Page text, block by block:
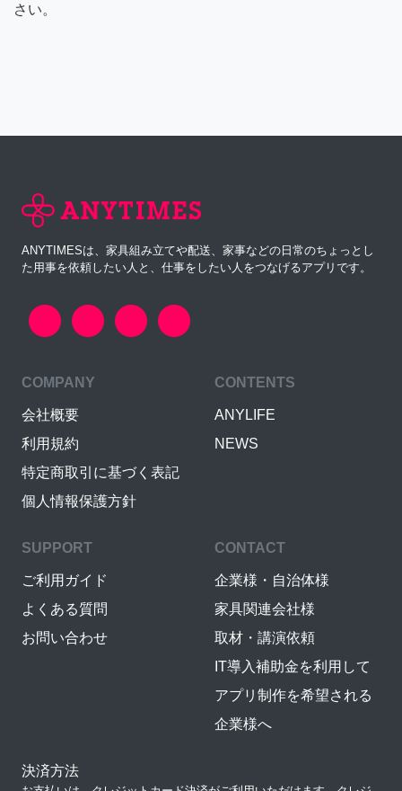
さい。
ANYTIMESは、家具組み立てや配送、家事などの日常のちょっとし
た用事を依頼したい人と、仕事をしたい人をつなげるアプリです。
COMPANY
会社概要
利用規約
特定商取引に基づく表記
個人情報保護方針
CONTENTS
ANYLIFE
NEWS
SUPPORT
ご利用ガイド
よくある質問
お問い合わせ
CONTACT
企業様・自治体様
家具関連会社様
取材・講演依頼
IT導入補助金を利用して
アプリ制作を希望される
企業様へ
決済方法